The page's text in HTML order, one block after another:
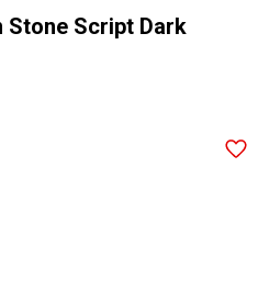
Stone Script Dark